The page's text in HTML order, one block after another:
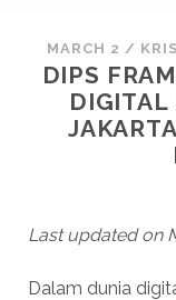
MARCH 2 /
DIPS
DIGITAL
Last updated on
Dalam dunia